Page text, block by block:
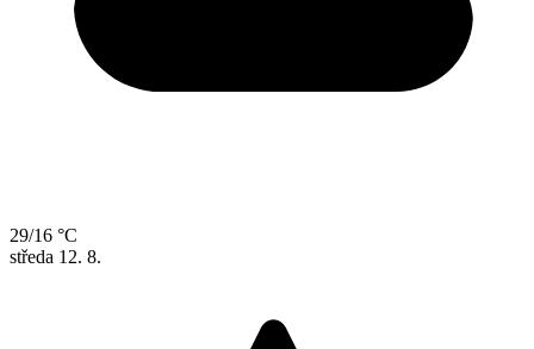
29/16 °C
středa 12. 8.